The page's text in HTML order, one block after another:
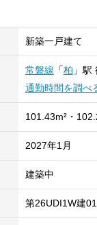
新築一戸建て
常磐線 「柏 」 駅
通勤時間を調べ
101.43m²・
2027年1月
建築中
第26UDI1W建